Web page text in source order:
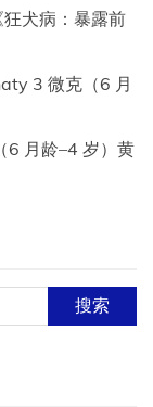
狂犬病：暴露前
3 微克（6 月
6 月龄–4 岁）黄